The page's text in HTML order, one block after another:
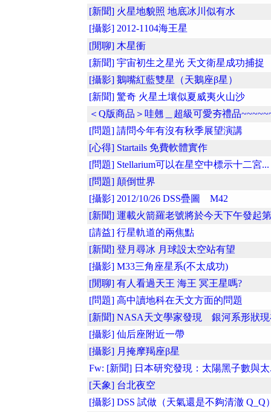
[新聞] 火星地貌照 地底冰川似有水
[攝影] 2012-1104海王星
[閒聊] 木星衝
[新聞] 宇宙初生之星光 天文衛星成功捕捉
[攝影] 鵝嘴紅藍雙星（天鵝座β星）
[新聞] 驚奇 火星土壤似夏威夷火山沙
＜Q版商品＞哇翹＿超級可愛夯禮品
[問題] 請問今年有沒有秋季展望演講
[心得] Startails 免費軟體實作
[問題] Stellarium可以在星空中標示十二宮...
[問題] 顛倒世界
[攝影] 2012/10/26 DSS疊圖 M42
[新聞] 運載火箭羅老號將於今天下午發起
[請益] 行星軌道的兩焦點
[新聞] 登月尋冰 月球設太空站有望
[攝影] M33三角座星系(不太成功)
[閒聊] 有人看過天王 海王 冥王星嗎?
[問題] 高中讀地科在天文方面的問題
[新聞] NASA天文學家發現 銀河系形狀現
[攝影] 仙后座附近一帶
[攝影] 月掩摩羯座β星
Fw: [新聞] 日本研究發現：太陽黑子數與太
[天象] 台北夜空
[攝影] DSS 試做（天氣還是不夠清澈 Q_Q